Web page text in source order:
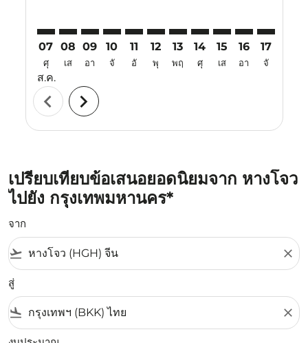
07
ศุ
ส.ค.
08
เส
09
อา
10
จั
11
อั
12
พุ
13
พฤ
14
ศุ
15
เส
16
อา
17
จั
chevron_left chevron_right
เปรียบเทียบข้อเสนอยอดนิยมจาก หางโจว
ไปยัง กรุงเทพมหานคร*
จาก
flight_takeoff close
สู่
flight_land close